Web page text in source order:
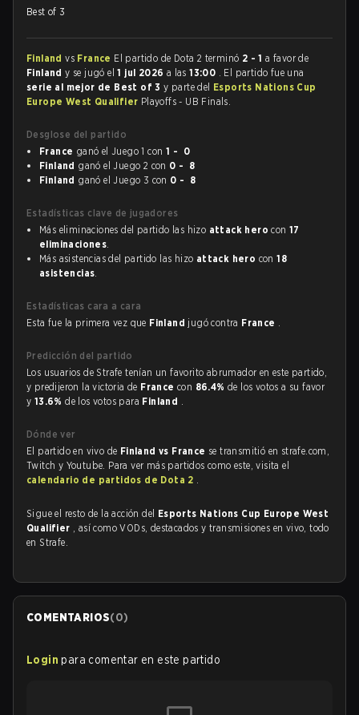
Best of 3
Finlandvs France El partido de Dota 2 terminó 2 - 1 a favor de
Finlandy se jugó el1 jul 2026 a las13:00 . El partido fue una
serie al mejor de Best of 3y parte del Esports Nations Cup
Europe West Qualifier Playoffs - UB Finals.
Desglose del partido
France ganó el Juego 1 con 1 - 0
Finland ganó el Juego 2 con 0 - 8
Finland ganó el Juego 3 con 0 - 8
Estadísticas clave de jugadores
Más eliminaciones del partido las hizo attack hero con17
eliminaciones.
Más asistencias del partido las hizo attack hero con18
asistencias.
Estadísticas cara a cara
Esta fue la primera vez que Finland jugó contra France .
Predicción del partido
Los usuarios de Strafe tenían un favorito abrumador en este partido,
y predijeron la victoria de Francecon 86.4%de los votos a su favor
y 13.6%de los votos para Finland .
Dónde ver
El partido en vivo de Finland vs France se transmitió en strafe.com,
Twitch y Youtube. Para ver más partidos como este, visita el
calendario de partidos de Dota 2 .
Sigue el resto de la acción del Esports Nations Cup Europe West
Qualifier , así como VODs, destacados y transmisiones en vivo, todo
en Strafe.
COMENTARIOS(0)
Login para comentar en este partido